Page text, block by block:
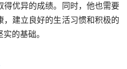
得优异的成绩。同时，他也需要
，建立良好的生活习惯和积极的
的基础。